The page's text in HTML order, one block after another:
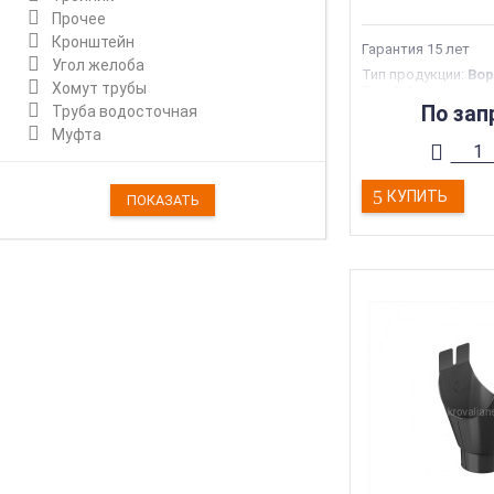
Прочее
Кронштейн
Угол желоба
Хомут трубы
Труба водосточная
Муфта
Гарантия 15 лет
Тип продукции:
Страна
Гарантия: 35 лет
Торговая марка
:
По
КУПИТЬ